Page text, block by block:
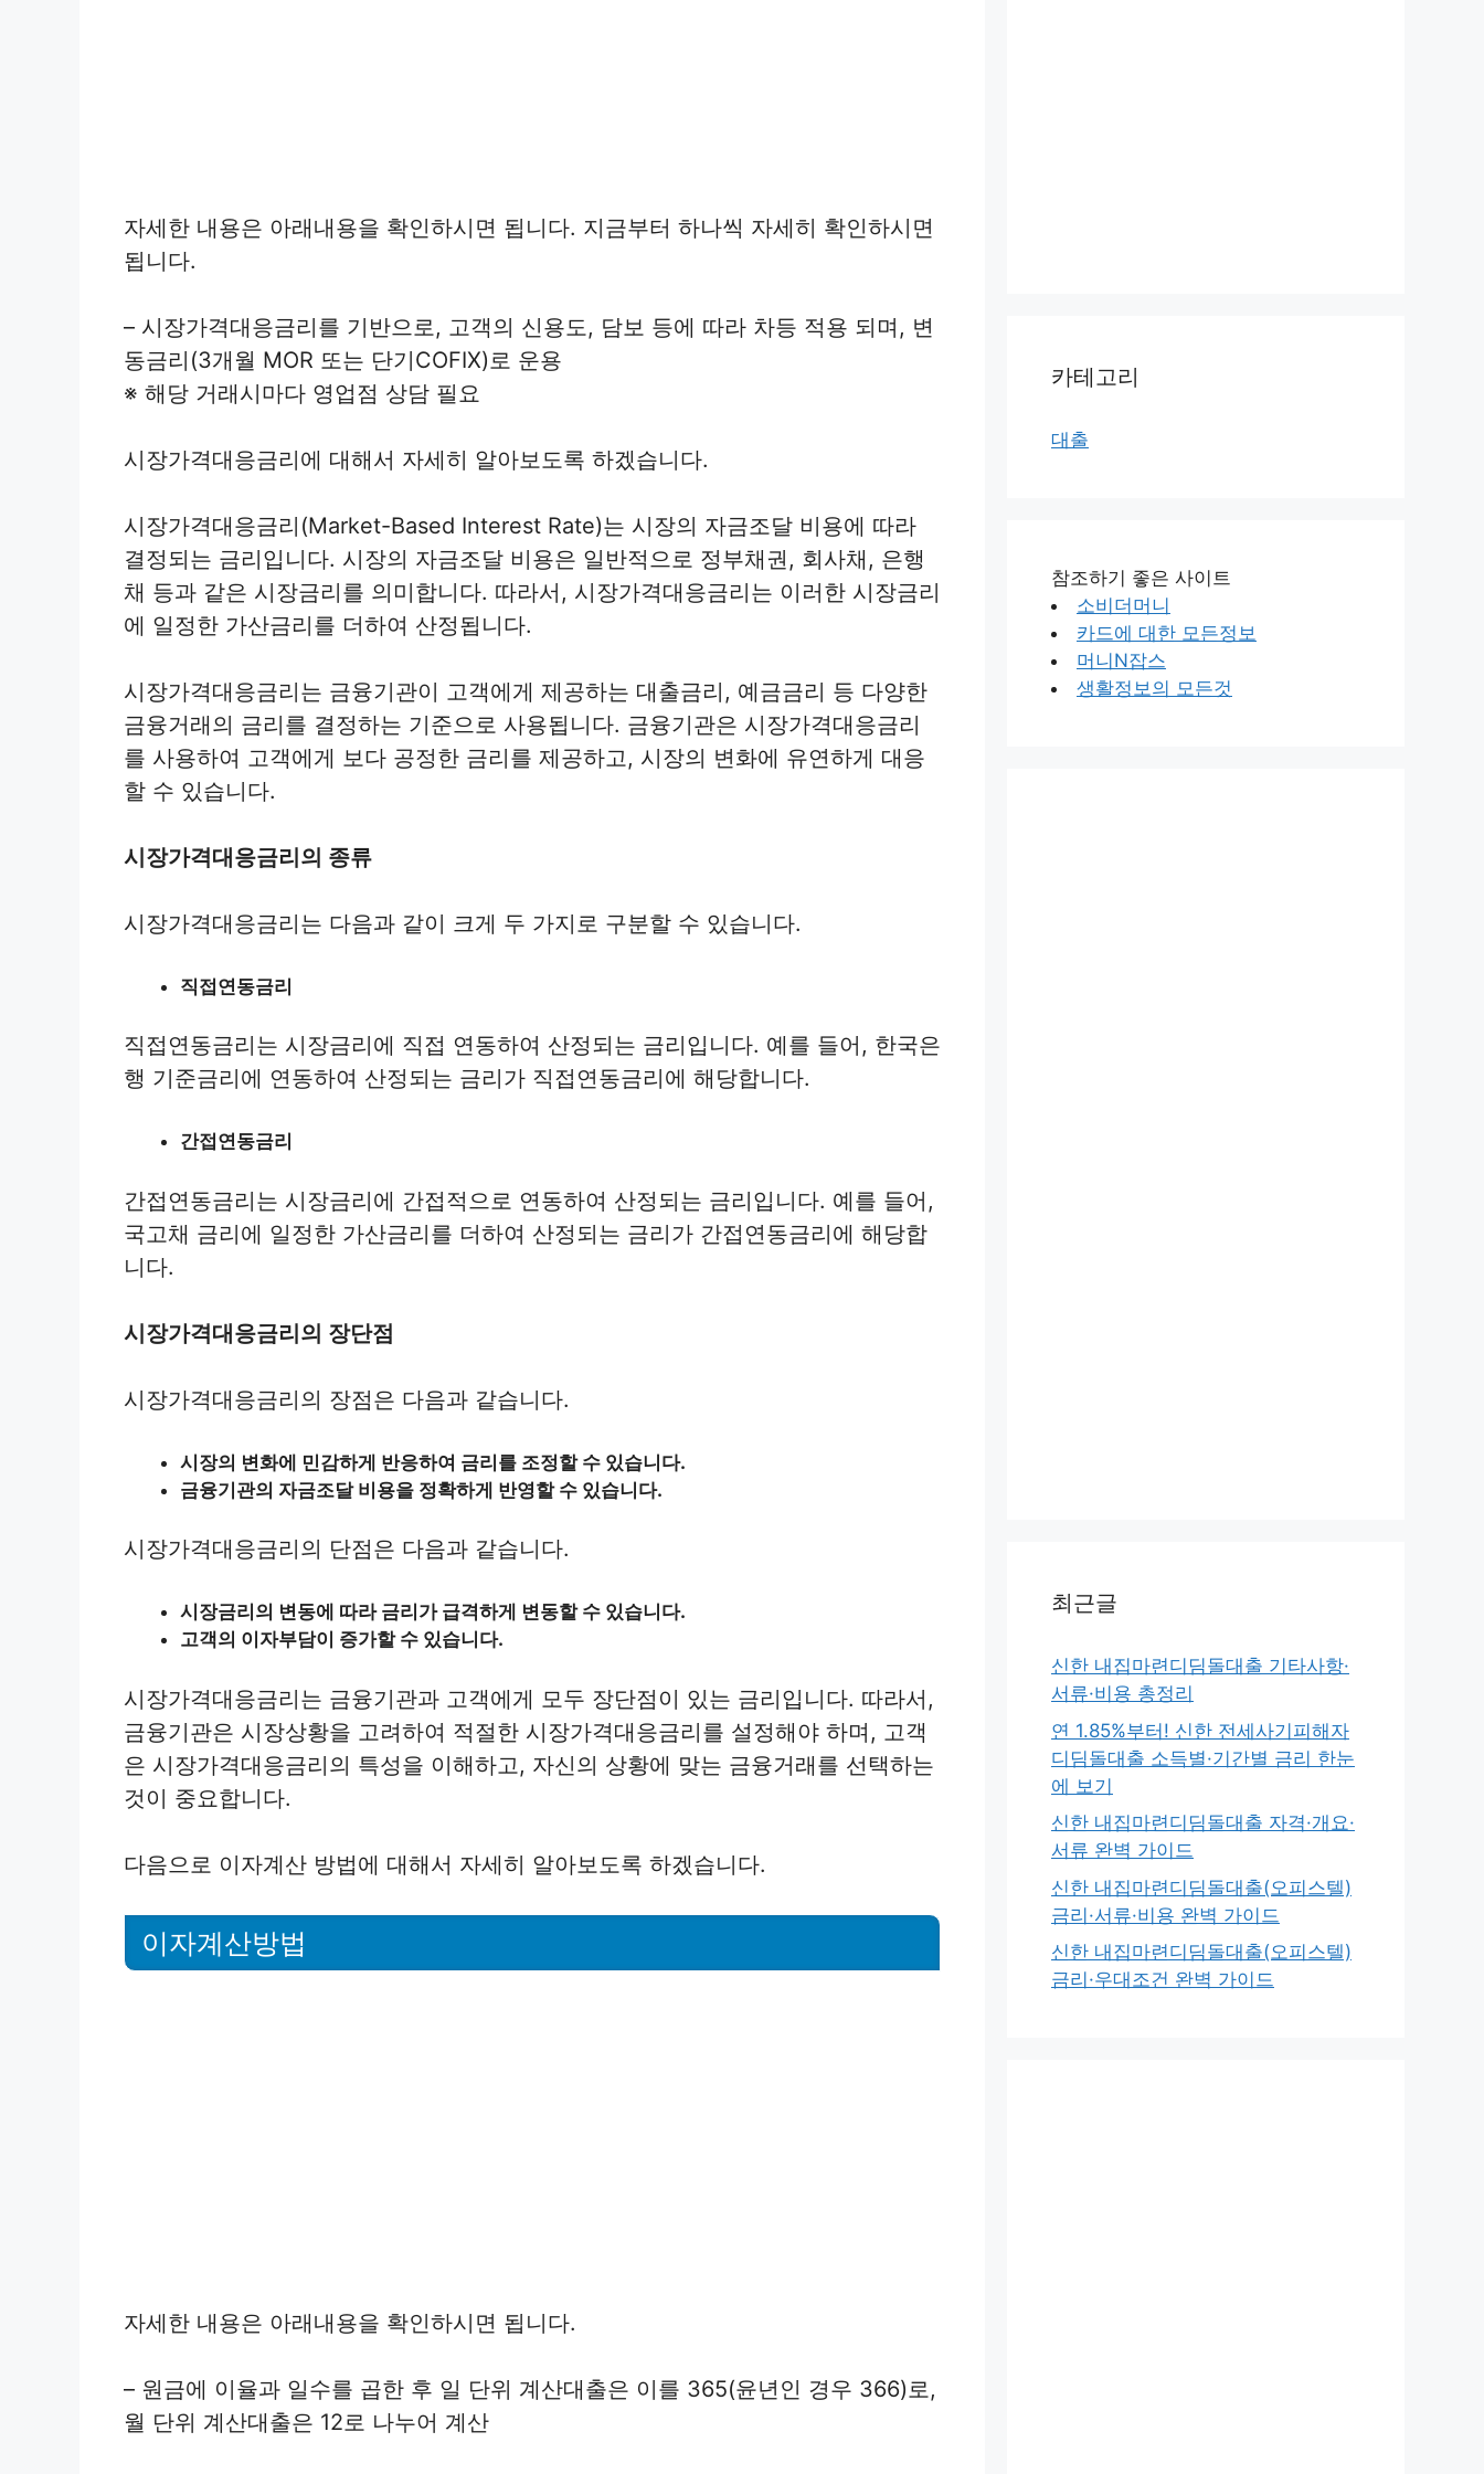
자세한 내용은 아래내용을 확인하시면 됩니다. 지금부터 하나씩 자세히 확인하시면
됩니다.
– 시장가격대응금리를 기반으로, 고객의 신용도, 담보 등에 따라 차등 적용 되며, 변
동금리(3개월 MOR 또는 단기COFIX)로 운용
※ 해당 거래시마다 영업점 상담 필요
시장가격대응금리에 대해서 자세히 알아보도록 하겠습니다.
시장가격대응금리(Market-Based Interest Rate)는 시장의 자금조달 비용에 따라
결정되는 금리입니다. 시장의 자금조달 비용은 일반적으로 정부채권, 회사채, 은행
채 등과 같은 시장금리를 의미합니다. 따라서, 시장가격대응금리는 이러한 시장금리
에 일정한 가산금리를 더하여 산정됩니다.
시장가격대응금리는 금융기관이 고객에게 제공하는 대출금리, 예금금리 등 다양한
금융거래의 금리를 결정하는 기준으로 사용됩니다. 금융기관은 시장가격대응금리
를 사용하여 고객에게 보다 공정한 금리를 제공하고, 시장의 변화에 유연하게 대응
할 수 있습니다.
시장가격대응금리의 종류
시장가격대응금리는 다음과 같이 크게 두 가지로 구분할 수 있습니다.
직접연동금리
직접연동금리는 시장금리에 직접 연동하여 산정되는 금리입니다. 예를 들어, 한국은
행 기준금리에 연동하여 산정되는 금리가 직접연동금리에 해당합니다.
간접연동금리
간접연동금리는 시장금리에 간접적으로 연동하여 산정되는 금리입니다. 예를 들어,
국고채 금리에 일정한 가산금리를 더하여 산정되는 금리가 간접연동금리에 해당합
니다.
시장가격대응금리의 장단점
시장가격대응금리의 장점은 다음과 같습니다.
시장의 변화에 민감하게 반응하여 금리를 조정할 수 있습니다.
금융기관의 자금조달 비용을 정확하게 반영할 수 있습니다.
시장가격대응금리의 단점은 다음과 같습니다.
시장금리의 변동에 따라 금리가 급격하게 변동할 수 있습니다.
고객의 이자부담이 증가할 수 있습니다.
시장가격대응금리는 금융기관과 고객에게 모두 장단점이 있는 금리입니다. 따라서,
금융기관은 시장상황을 고려하여 적절한 시장가격대응금리를 설정해야 하며, 고객
은 시장가격대응금리의 특성을 이해하고, 자신의 상황에 맞는 금융거래를 선택하는
것이 중요합니다.
다음으로 이자계산 방법에 대해서 자세히 알아보도록 하겠습니다.
이자계산방법
자세한 내용은 아래내용을 확인하시면 됩니다.
– 원금에 이율과 일수를 곱한 후 일 단위 계산대출은 이를 365(윤년인 경우 366)로,
월 단위 계산대출은 12로 나누어 계산
카테고리
대출
참조하기 좋은 사이트
소비더머니
카드에 대한 모든정보
머니N잡스
생활정보의 모든것
최근글
신한 내집마련디딤돌대출 기타사항·
서류·비용 총정리
연 1.85%부터! 신한 전세사기피해자
디딤돌대출 소득별·기간별 금리 한눈
에 보기
신한 내집마련디딤돌대출 자격·개요·
서류 완벽 가이드
신한 내집마련디딤돌대출(오피스텔)
금리·서류·비용 완벽 가이드
신한 내집마련디딤돌대출(오피스텔)
금리·우대조건 완벽 가이드